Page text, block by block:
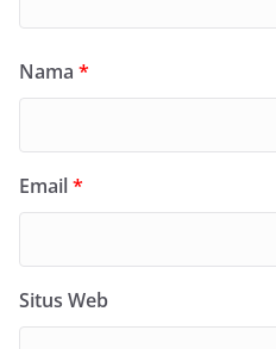
Nama *
Email*
Situs Web